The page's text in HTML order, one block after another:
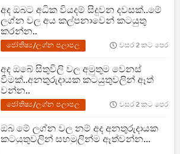
අද ඔබට අධික වියදම් සිදුවන දවසක්..මේ
ලග්න වල අය කල්පනාවෙන් කටයුතු
කරන්න..
ජෝතිෂ්‍ය/ලග්න පලාපල වසර 2 කට පෙර
අද ඔබේ සිතුවිලි වල අමුතුම වෙනස්
වීමක්..අනතුරුදායක කටයුතුවලින් ඈත්
වන්න..
ජෝතිෂ්‍ය/ලග්න පලාපල වසර 2 කට පෙර
ඔබ මේ ලග්න වල නම් අද අනතුරුදායක
කටයුතුවලින් සහමුලින්ම ඈත්වන්න...